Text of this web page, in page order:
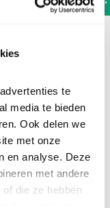
te
media te bieden
Ook delen we
met onze
en analyse. Deze
met andere
die ze hebben